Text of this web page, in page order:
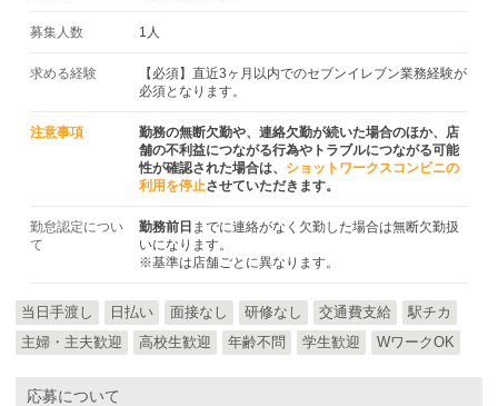
募集人数 1人
求める経験
【必須】直近3ヶ月以内でのセブンイレブン業務経験が
必須となります。
注意事項
勤務の無断欠勤や、連絡欠勤が続いた場合のほか、店
舗の不利益につながる行為やトラブルにつながる可能
性が確認された場合は、
ショットワークスコンビニの
利用を停止させていただきます。
勤怠認定につい
て
勤務前日 までに連絡がなく欠勤した場合は無断欠勤扱
いになります。
※基準は店舗ごとに異なります。
当日手渡し 日払い 面接なし 研修なし 交通費支給
駅チカ
主婦・主夫歓迎
高校生歓迎 年齢不問 学生歓迎 WワークOK
応募について